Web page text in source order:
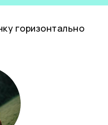
горизонтально